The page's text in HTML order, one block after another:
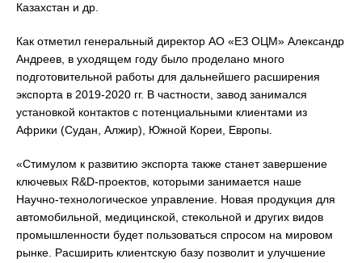
Казахстан и др.
Как отметил генеральный директор АО «ЕЗ ОЦМ» Александр
Андреев, в уходящем году было проделано много
подготовительной работы для дальнейшего расширения
экспорта в 2019-2020 гг. В частности, завод занимался
установкой контактов с потенциальными клиентами из
Африки (Судан, Алжир), Южной Кореи, Европы.
«Стимулом к развитию экспорта также станет завершение
ключевых R&D-проектов, которыми занимается наше
Научно-технологическое управление. Новая продукция для
автомобильной, медицинской, стекольной и других видов
промышленности будет пользоваться спросом на мировом
рынке. Расширить клиентскую базу позволит и улучшение